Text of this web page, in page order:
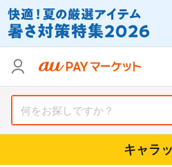
キャラ
支払い方法
支払い方法